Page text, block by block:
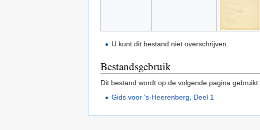
U kunt dit bestand niet overschrijven.
Bestandsgebruik
Dit bestand wordt op de volgende pagina gebruikt:
Gids voor 's-Heerenberg, Deel 1